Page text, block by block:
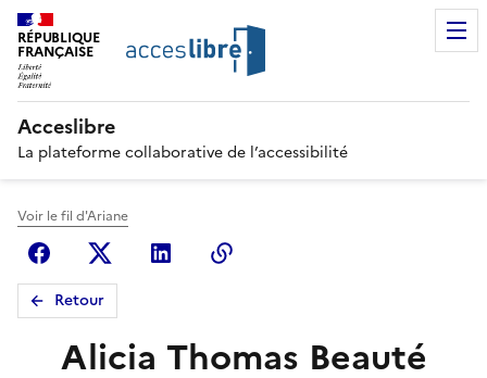
RÉPUBLIQUE
FRANÇAISE
Acceslibre
La plateforme collaborative de l’accessibilité
Voir le fil d'Ariane
FacebookX (anciennement Twitter)
Linkedin
Retour
Alicia Thomas Beauté